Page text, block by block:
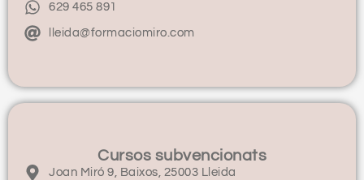
629 465 891
lleida@formaciomiro.com
Cursos subvencionats
Joan Miró 9, Baixos, 25003 Lleida